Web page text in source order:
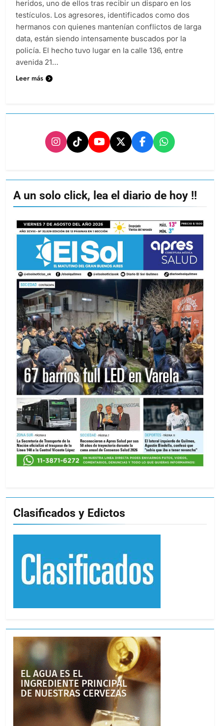
heridos, uno de ellos tras recibir un disparo en los
testículos. Los agresores, identificados como dos
hermanos con quienes mantenían conflictos de larga
data, están siendo intensamente buscados por la
policía. El hecho tuvo lugar en la calle 136, entre
avenida 21…
Leer más
A un solo click, lea el diario de hoy !!
Clasificados y Edictos